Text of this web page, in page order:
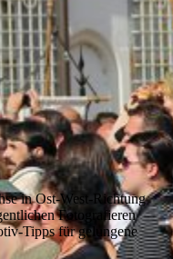
2027 geschlossen
in Ost-West-Richtung
Fotografieren
Tipps für gelungene